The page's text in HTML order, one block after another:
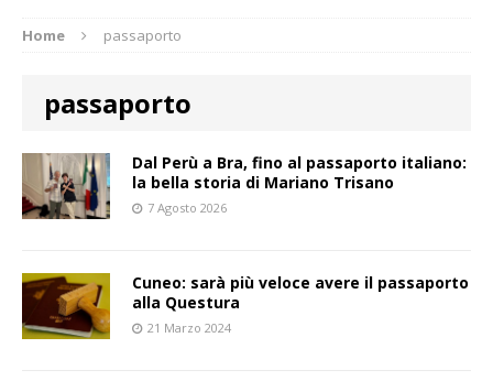
Home passaporto
passaporto
​Dal Perù a Bra, fino al passaporto italiano:
la bella storia di Mariano Trisano
7 Agosto 2026
Cuneo: sarà più veloce avere il passaporto
alla Questura
21 Marzo 2024